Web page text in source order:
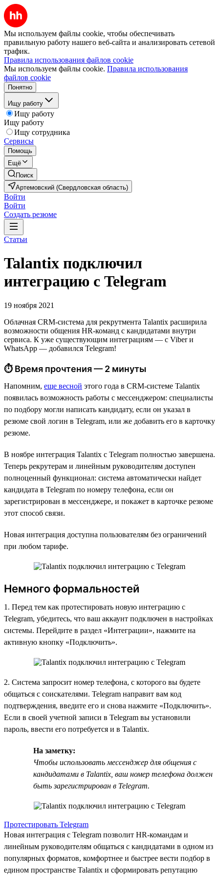
Мы используем файлы cookie, чтобы обеспечивать
правильную работу нашего веб-сайта и анализировать сетевой
трафик.
Правила использования файлов cookie
Мы используем файлы cookie. Правила использования
файлов cookie
Понятно
Ищу работу
Ищу работу
Ищу работу
Ищу сотрудника
Сервисы
Помощь
Ещё
Поиск
Артемовский (Свердловская область)
Войти
Войти
Создать резюме
Статьи
Talantix подключил
интеграцию с Telegram
19 ноября 2021
Облачная CRM-система для рекрутмента Talantix расширила
возможности общения HR-команд с кандидатами внутри
сервиса. К уже существующим интеграциям — с Viber и
WhatsApp — добавился Telegram!
⏱ Время прочтения — 2 минуты
Напомним, еще весной этого года в CRM-системе Talantix
появилась возможность работы с мессенджером: специалисты
по подбору могли написать кандидату, если он указал в
резюме свой логин в Telegram, или же добавить его в карточку
резюме.
В ноябре интеграция Talantix с Telegram полностью завершена.
Теперь рекрутерам и линейным руководителям доступен
полноценный функционал: система автоматически найдет
кандидата в Telegram по номеру телефона, если он
зарегистрирован в мессенджере, и покажет в карточке резюме
этот способ связи.
Новая интеграция доступна пользователям без ограничений
при любом тарифе.
Немного формальностей
1. Перед тем как протестировать новую интеграцию с
Telegram, убедитесь, что ваш аккаунт подключен в настройках
системы. Перейдите в раздел «Интеграции», нажмите на
активную кнопку «Подключить».
2. Система запросит номер телефона, с которого вы будете
общаться с соискателями. Telegram направит вам код
подтверждения, введите его и снова нажмите «Подключить».
Если в своей учетной записи в Telegram вы установили
пароль, ввести его потребуется и в Talantix.
На заметку:
Чтобы использовать мессенджер для общения с
кандидатами в Talantix, ваш номер телефона должен
быть зарегистрирован в Telegram.
Протестировать Telegram
Новая интеграция с Telegram позволит HR-командам и
линейным руководителям общаться с кандидатами в одном из
популярных форматов, комфортнее и быстрее вести подбор в
едином пространстве Talantix и сформировать репутацию